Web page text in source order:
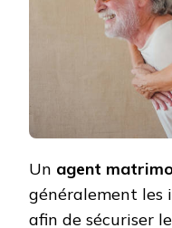
Un agent
généralement les
afin de sécuriser